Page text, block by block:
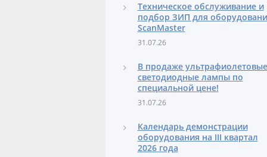
Техническое обслуживание и
подбор ЗИП для
ScanMaster
31.07.26
В продаже ультрафиолетовые
светодиодные лампы по
специальной цене!
31.07.26
Календарь демонстрации
оборудования на III квартал
2026 года